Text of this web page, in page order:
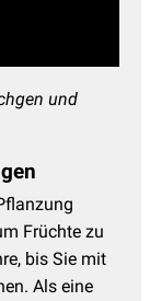
und
Früchte zu
bis Sie mit
Als eine